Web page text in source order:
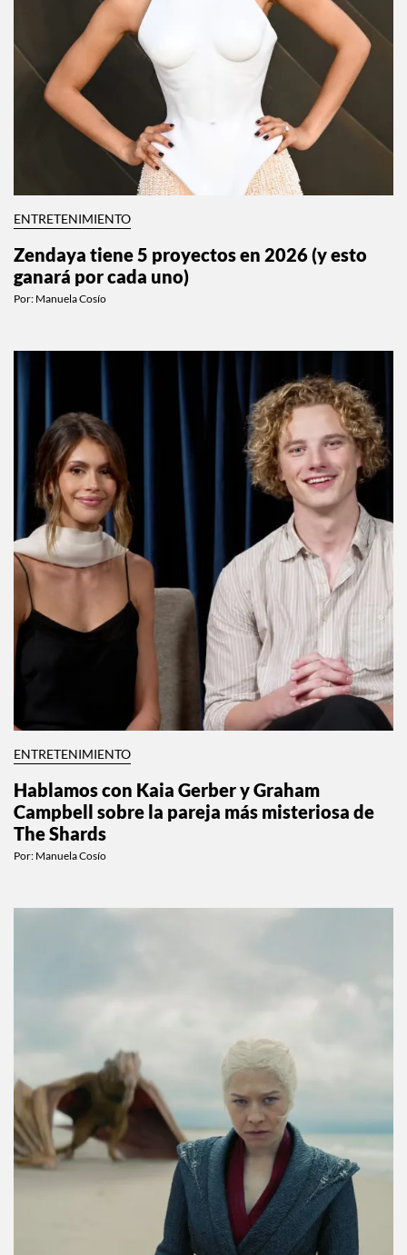
ENTRETENIMIENTO
Zendaya tiene 5 proyectos en 2026 (y esto
ganará por cada uno)
Por: Manuela Cosío
ENTRETENIMIENTO
Hablamos con Kaia Gerber y Graham
Campbell sobre la pareja más misteriosa de
The Shards
Por: Manuela Cosío